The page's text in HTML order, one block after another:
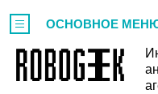
ОСНОВНОЕ